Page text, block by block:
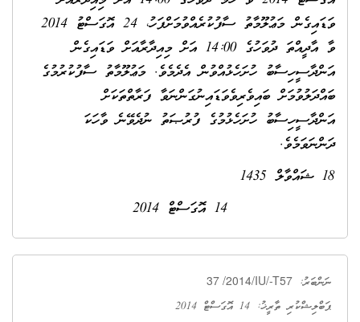
ވަޑައިގެން މަޢުލޫމާތު ސާފުކުރެއްވުމަށްފަހު، 24 އޮގަސްޓު 2014
ވާ އާދީއްތަ ދުވަހުގެ 14:00 އަށް މިއިދާރާއަށް ވަޑައިގެން
އަންދާސީހިސާބު ހުށަހެޅުއްވުން އެދެމެވެ. މަޢުލޫމާތު ސާފުކުރުމުގެ
ބައްދަލުވުމަށް ބައިވެރިވެވަޑައިނުގަންނަވާ ފަރާތްތަކަށް
އަންދާސީހިސާބު ހުށަހެޅުމުގެ ފުރުޞަތު ނުދެވޭނެ ވާހަކަ
ދަންނަވަމެވެ.
18 ޝައްވާލް 1435
14 އޮގަސްޓް 2014
ނަންބަރު: 37 /2014/IU/-T57
ޕަބްލިޝްކުރި ތާރީޚު: 14 އޮގަސްޓް 2014